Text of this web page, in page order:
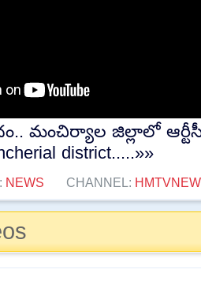
మంచిర్యాల జిల్లాలో ఆర్టీసీ
district.....»»
NEWS CHANNEL: